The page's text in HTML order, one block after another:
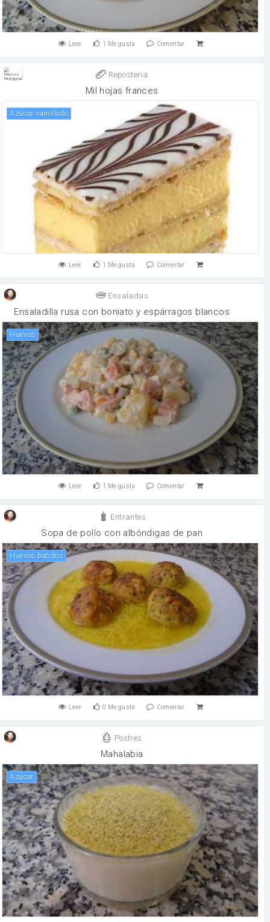
Leer 1 Me gusta Comentar
Reposteria
Mil hojas frances
Azúcar vainillado
Leer 1 Me gusta Comentar
Ensaladas
Ensaladilla rusa con boniato y espárragos blancos
huevos
Leer 1 Me gusta Comentar
Entrantes
Sopa de pollo con albóndigas de pan
Huevos batidos
Leer 0 Me gusta Comentar
Postres
Mahalabia
Azúcar